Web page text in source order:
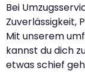
Bei
Zuverlässigkeit,
Mit unserem
kannst du dich
etwas schief